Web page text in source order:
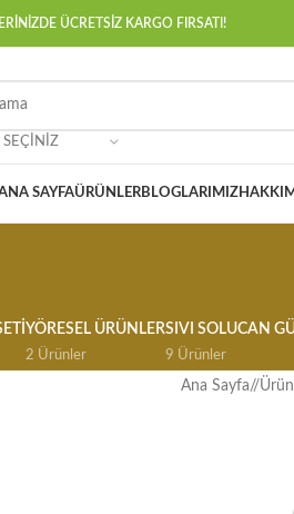
ÜCRETSİZ KARGO FIRSATI!
SEÇINIZ
SAYFAÜRÜNLERBLOGLARIMIZ
YÖRESEL ÜRÜNLER
2 Ürünler
SIVI SOLUCAN
9 Ürünler
Ana Sayfa/